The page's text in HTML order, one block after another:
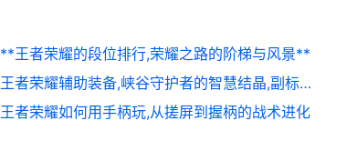
**王者荣耀的段位排行,荣耀之路的阶梯与风景**
王者荣耀辅助装备,峡谷守护者的智慧结晶,副标题,默默奉献却主宰全局的博弈艺术
王者荣耀如何用手柄玩,从搓屏到握柄的战术进化